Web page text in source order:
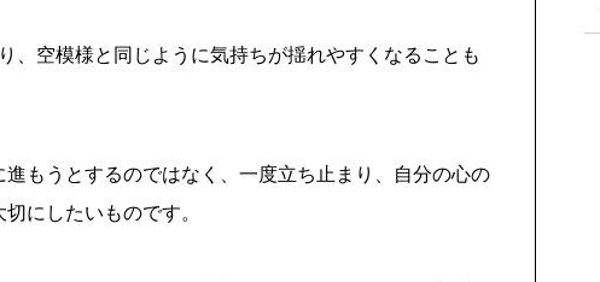
、空模様と同じように気持ちが揺れやすくなることも
もうとするのではなく、一度立ち止まり、自分の心の
にしたいものです。